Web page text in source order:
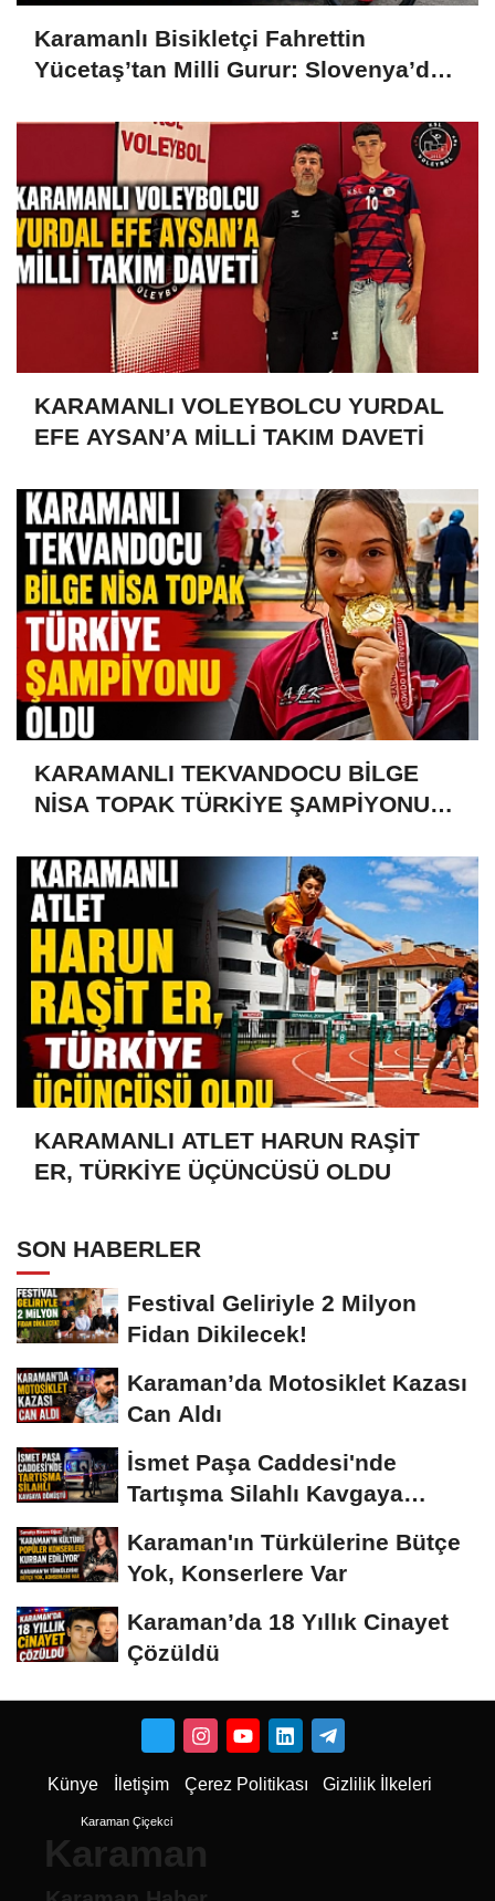
Karamanlı Bisikletçi Fahrettin
Yücetaş’tan Milli Gurur: Slovenya’da
KARAMANLI VOLEYBOLCU YURDAL
EFE AYSAN’A MİLLİ TAKIM DAVETİ
KARAMANLI TEKVANDOCU BİLGE
NİSA TOPAK TÜRKİYE ŞAMPİYONU
KARAMANLI ATLET HARUN RAŞİT
ER, TÜRKİYE ÜÇÜNCÜSÜ OLDU
SON HABERLER
Festival Geliriyle 2 Milyon
Fidan Dikilecek!
Karaman’da Motosiklet Kazası
Can Aldı
İsmet Paşa Caddesi'nde
Tartışma Silahlı Kavgaya
Karaman'ın Türkülerine Bütçe
Yok, Konserlere Var
Karaman’da 18 Yıllık Cinayet
Çözüldü
Künye İletişim Çerez Politikası Gizlilik İlkeleri
Karaman Çiçekci
Karaman